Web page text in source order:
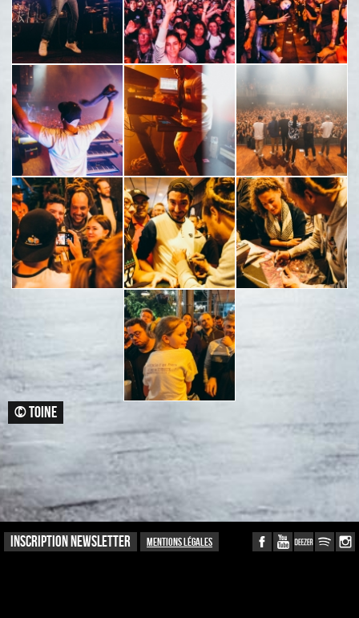
© TOINE
INSCRIPTION NEWSLETTER Mentions légales